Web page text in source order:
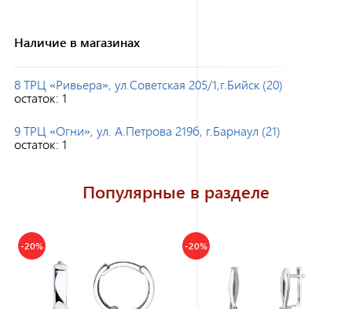
Наличие в магазинах
8 ТРЦ «Ривьера», ул.Советская 205/1,г.Бийск (20)
остаток: 1
9 ТРЦ «Огни», ул. А.Петрова 219б, г.Барнаул (21)
остаток: 1
Популярные в разделе
-20% -20%